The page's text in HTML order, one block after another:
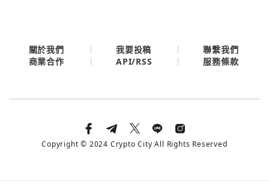
關於我們 我要投稿
聯繫我們
商業合作
API/RSS 服務條款
Copyright © 2024 Crypto City All Rights Reserved